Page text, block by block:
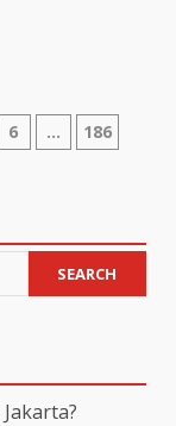
6 …
186
SEARCH